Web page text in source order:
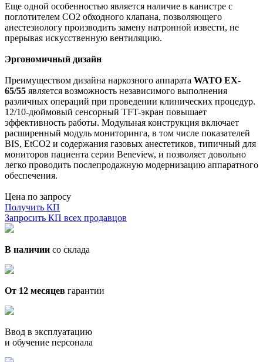
Еще одной особенностью является наличие в канистре с
поглотителем CO2 обходного клапана, позволяющего
анестезиологу производить замену натронной извести, не
прерывая искусственную вентиляцию.
Эргономичный дизайн
Преимуществом дизайна наркозного аппарата WATO EX-
65/55 является возможность независимого выполнения
различных операций при проведении клинических процедур.
12/10-дюймовый сенсорный TFT-экран повышает
эффективность работы. Модульная конструкция включает
расширенный модуль мониторинга, в том числе показателей
BIS, EtCO2 и содержания газовых анестетиков, типичный для
мониторов пациента серии Beneview, и позволяет довольно
легко проводить послепродажную модернизацию аппаратного
обеспечения.
Цена по запросу
Получить КП
Запросить КП всех продавцов
В наличии со склада
От 12 месяцев гарантии
Ввод в эксплуатацию
и обучение персонала